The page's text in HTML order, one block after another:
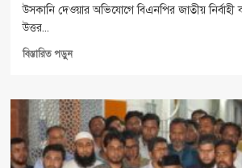
উসকানি দেওয়ার অভিযোগে বিএনপির জাতীয় নির্বাহী
উত্তর...
বিস্তারিত পড়ুনRead
চবির
ঘটনায়
উসকানি
:
বিএনপির